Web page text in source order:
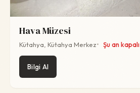
Hava Müzesi
Kütahya, Kütahya Merkez Şu an kapalı
Bilgi Al